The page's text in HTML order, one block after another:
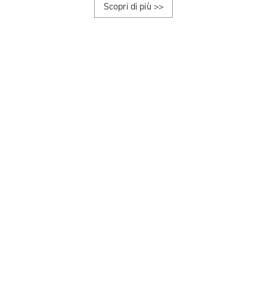
Scopri di più >>